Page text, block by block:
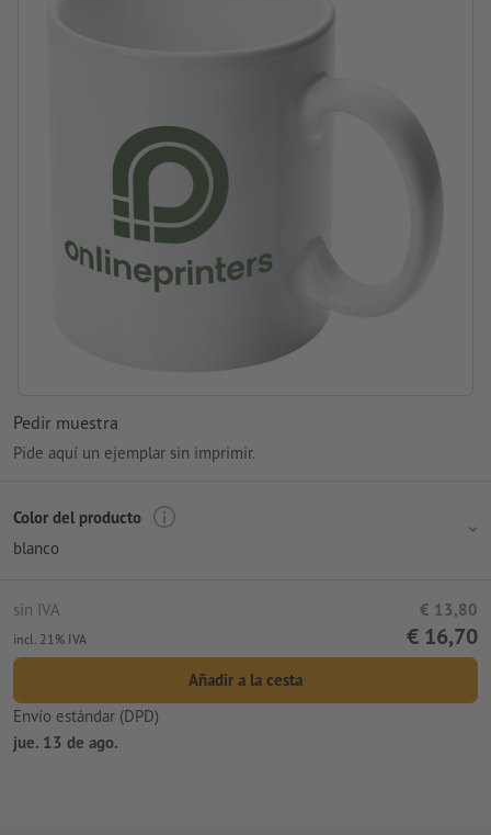
Pedir muestra
Pide aquí un ejemplar sin imprimir.
Color del producto
blanco
sin IVA € 13,80
incl. 21% IVA € 16,70
Añadir a la cesta
Envío estándar (DPD)
jue. 13 de ago.